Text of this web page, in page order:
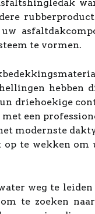
te vormen.
hebben
driehoekige
een
modernste
op te wekken
weg te leiden
te zoeken